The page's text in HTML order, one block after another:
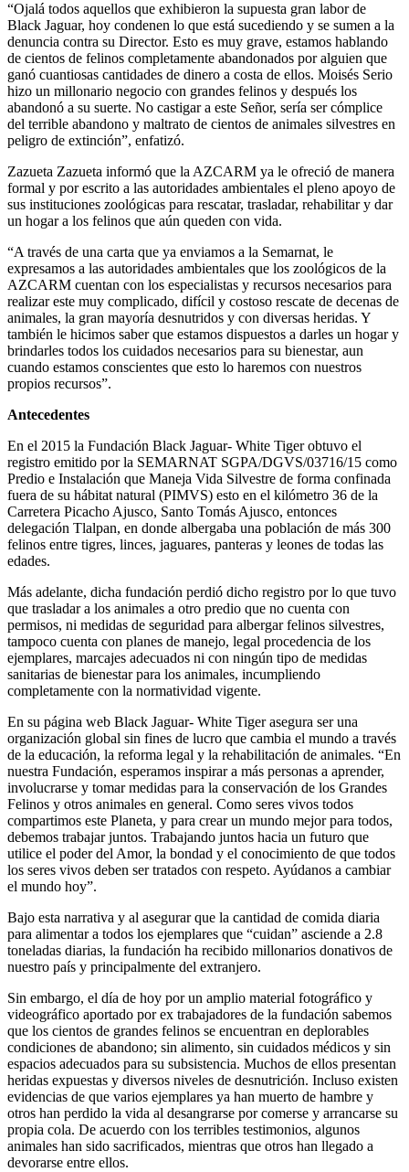
“Ojalá todos aquellos que exhibieron la supuesta gran labor de
Black Jaguar, hoy condenen lo que está sucediendo y se sumen a la
denuncia contra su Director. Esto es muy grave, estamos hablando
de cientos de felinos completamente abandonados por alguien que
ganó cuantiosas cantidades de dinero a costa de ellos. Moisés Serio
hizo un millonario negocio con grandes felinos y después los
abandonó a su suerte. No castigar a este Señor, sería ser cómplice
del terrible abandono y maltrato de cientos de animales silvestres en
peligro de extinción”, enfatizó.
Zazueta Zazueta informó que la AZCARM ya le ofreció de manera
formal y por escrito a las autoridades ambientales el pleno apoyo de
sus instituciones zoológicas para rescatar, trasladar, rehabilitar y dar
un hogar a los felinos que aún queden con vida.
“A través de una carta que ya enviamos a la Semarnat, le
expresamos a las autoridades ambientales que los zoológicos de la
AZCARM cuentan con los especialistas y recursos necesarios para
realizar este muy complicado, difícil y costoso rescate de decenas de
animales, la gran mayoría desnutridos y con diversas heridas. Y
también le hicimos saber que estamos dispuestos a darles un hogar y
brindarles todos los cuidados necesarios para su bienestar, aun
cuando estamos conscientes que esto lo haremos con nuestros
propios recursos”.
Antecedentes
En el 2015 la Fundación Black Jaguar- White Tiger obtuvo el
registro emitido por la SEMARNAT SGPA/DGVS/03716/15 como
Predio e Instalación que Maneja Vida Silvestre de forma confinada
fuera de su hábitat natural (PIMVS) esto en el kilómetro 36 de la
Carretera Picacho Ajusco, Santo Tomás Ajusco, entonces
delegación Tlalpan, en donde albergaba una población de más 300
felinos entre tigres, linces, jaguares, panteras y leones de todas las
edades.
Más adelante, dicha fundación perdió dicho registro por lo que tuvo
que trasladar a los animales a otro predio que no cuenta con
permisos, ni medidas de seguridad para albergar felinos silvestres,
tampoco cuenta con planes de manejo, legal procedencia de los
ejemplares, marcajes adecuados ni con ningún tipo de medidas
sanitarias de bienestar para los animales, incumpliendo
completamente con la normatividad vigente.
En su página web Black Jaguar- White Tiger asegura ser una
organización global sin fines de lucro que cambia el mundo a través
de la educación, la reforma legal y la rehabilitación de animales. “En
nuestra Fundación, esperamos inspirar a más personas a aprender,
involucrarse y tomar medidas para la conservación de los Grandes
Felinos y otros animales en general. Como seres vivos todos
compartimos este Planeta, y para crear un mundo mejor para todos,
debemos trabajar juntos. Trabajando juntos hacia un futuro que
utilice el poder del Amor, la bondad y el conocimiento de que todos
los seres vivos deben ser tratados con respeto. Ayúdanos a cambiar
el mundo hoy”.
Bajo esta narrativa y al asegurar que la cantidad de comida diaria
para alimentar a todos los ejemplares que “cuidan” asciende a 2.8
toneladas diarias, la fundación ha recibido millonarios donativos de
nuestro país y principalmente del extranjero.
Sin embargo, el día de hoy por un amplio material fotográfico y
videográfico aportado por ex trabajadores de la fundación sabemos
que los cientos de grandes felinos se encuentran en deplorables
condiciones de abandono; sin alimento, sin cuidados médicos y sin
espacios adecuados para su subsistencia. Muchos de ellos presentan
heridas expuestas y diversos niveles de desnutrición. Incluso existen
evidencias de que varios ejemplares ya han muerto de hambre y
otros han perdido la vida al desangrarse por comerse y arrancarse su
propia cola. De acuerdo con los terribles testimonios, algunos
animales han sido sacrificados, mientras que otros han llegado a
devorarse entre ellos.